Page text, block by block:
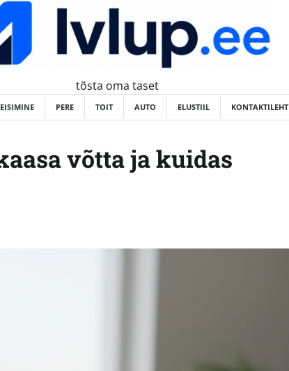
tõsta oma taset
PERE TOIT AUTO ELUSTIIL KONTAKTILEHT
võtta ja kuidas